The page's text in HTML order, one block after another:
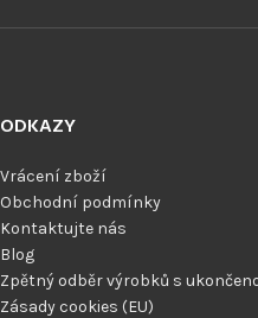
ODKAZY
Vrácení zboží
Obchodní podmínky
Kontaktujte nás
Blog
Zpětný odběr výrobků s
Zásady cookies (EU)